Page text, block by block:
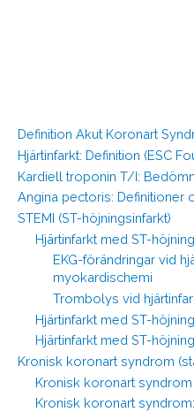
Definition Akut Koronart
Hjärtinfarkt: Definition (ESC
Kardiell troponin T/I:
Angina pectoris: Definitioner
STEMI (ST-höjningsinfarkt)
Hjärtinfarkt med ST-
EKG-förändringar vid
myokardischemi
Trombolys vid
Hjärtinfarkt med ST-
Hjärtinfarkt med ST-
Kronisk koronart syndrom
Kronisk koronart syndrom
Kronisk koronart